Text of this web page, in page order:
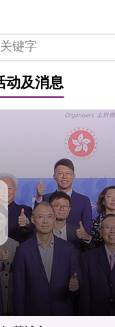
动及消息